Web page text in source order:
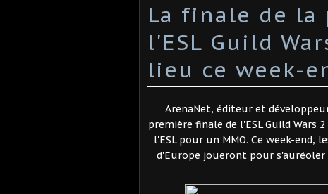
La finale de la
l'ESL Guild
ArenaNet, éditeur et
première finale de l'ESL Guild
l'ESL pour un MMO. Ce week-end,
d'Europe joueront pour